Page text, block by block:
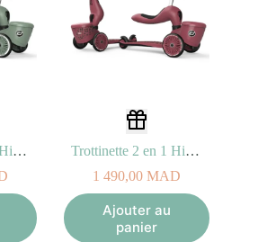
Trottinette 2 en 1 Highwaykick 1 LIFESTYLE – Green Lines
Trottinette 2 en 1 Highwaykick 1 LIFESTYLE – Wildcat
1 490,00 MAD
Ajouter au
panier